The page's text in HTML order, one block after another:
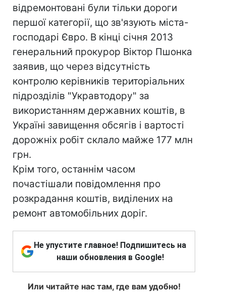
відремонтовані були тільки дороги
першої категорії, що зв'язують міста-
господарі Євро. В кінці січня 2013
генеральний прокурор Віктор Пшонка
заявив, що через відсутність
контролю керівників територіальних
підрозділів "Укравтодору" за
використанням державних коштів, в
Україні завищення обсягів і вартості
дорожніх робіт склало майже 177 млн ​​
грн.
Крім того, останнім часом
почастішали повідомлення про
розкрадання коштів, виділених на
ремонт автомобільних доріг.
Не упустите главное! Подпишитесь на
наши обновления в Google!
Или читайте нас там, где вам удобно!